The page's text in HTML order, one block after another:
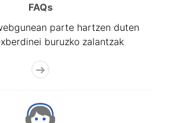
FAQs
parte hartzen duten
buruzko zalantzak